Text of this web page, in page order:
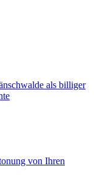
als billiger
von Ihren